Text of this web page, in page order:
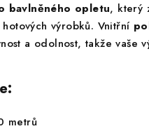
bavlněného opletu, který
výrobků. Vnitřní
a odolnost, takže vaše
metrů